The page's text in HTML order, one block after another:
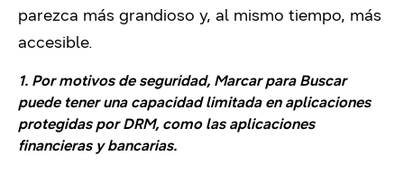
parezca más grandioso y, al mismo tiempo, más
accesible.
1. Por motivos de seguridad, Marcar para Buscar
puede tener una capacidad limitada en aplicaciones
protegidas por DRM, como las aplicaciones
financieras y bancarias.